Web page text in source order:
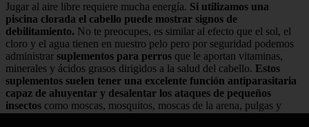
Jugar al aire libre requiere mucha energía. Si utilizamos una
piscina clorada el cabello puede mostrar signos de
debilitamiento. No te preocupes, es similar al efecto que el sol, el
cloro y el agua tienen en nuestro pelo pero por seguridad podemos
administrar suplementos para perros que le aportan vitaminas,
minerales y ácidos grasos dirigidos a la salud del cabello. Estos
suplementos suelen tener una excelente función antiparasitaria
capaz de ahuyentar y desalentar los ataques de pequeños
insectos como moscas, mosquitos, moscas de la arena, pulgas y